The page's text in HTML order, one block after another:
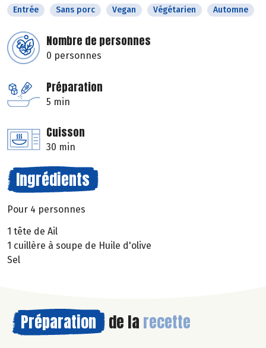
Entrée Sans porc Vegan Végétarien Automne
Nombre de personnes
0 personnes
Préparation
5 min
Cuisson
30 min
Ingrédients
Pour 4 personnes
1 tête de Ail
1 cuillère à soupe de Huile d'olive
Sel
Préparation de la recette